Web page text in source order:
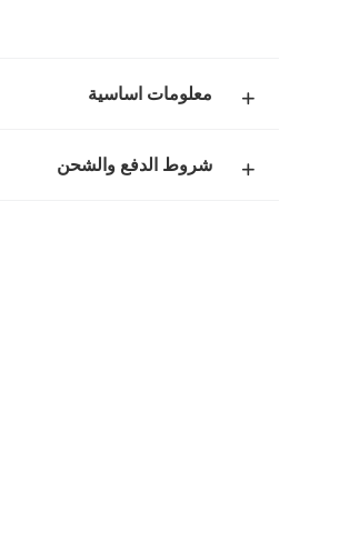
معلومات اساسية
شروط الدفع والشحن